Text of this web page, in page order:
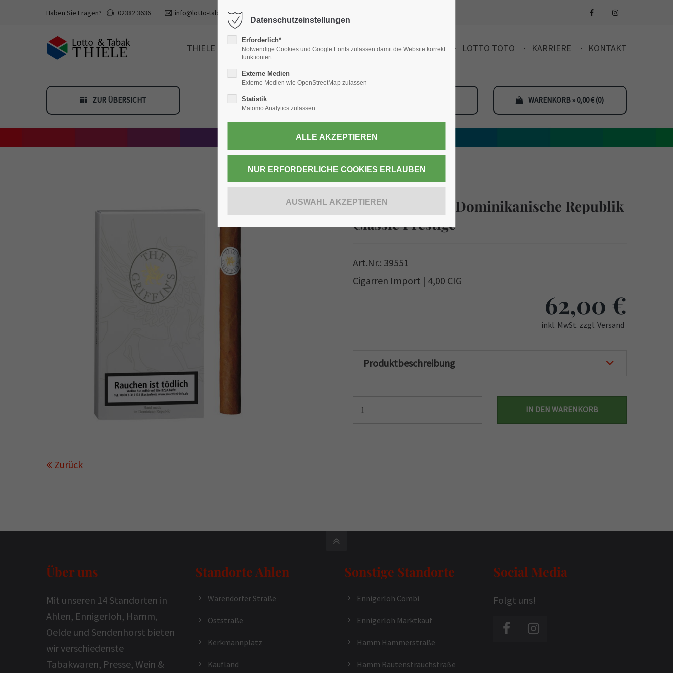
Haben Sie Fragen? 02382 3636 info@lotto-tabak-thiele.de
THIELE TABAK PRESSE WEIN & SPIRITUOSEN POST LOTTO TOTO KARRIERE KONTAKT
ZUR ÜBERSICHT WARENKORB » 0,00€(0)
THE GRIFFINS Dominikanische Republik
Classic Prestige
Art.Nr.: 39551
Cigarren Import | 4,00 CIG
62,00 €
inkl. MwSt. zzgl. Versand
Produktbeschreibung
Zurück
Über uns
Mit unseren 14 Standorten in
Ahlen, Ennigerloh, Hamm,
Oelde und Sendenhorst bieten
wir verschiedenste
Tabakwaren, Presse, Wein &
Standorte Ahlen
Warendorfer Straße
Oststraße
Kerkmannplatz
Kaufland
Sonstige Standorte
Ennigerloh Combi
Ennigerloh Marktkauf
Hamm Hammerstraße
Hamm Rautenstrauchstraße
Social Media
Folgt uns!
Datenschutzeinstellungen
Erforderlich*
Notwendige Cookies und Google Fonts zulassen damit die Website korrekt
funktioniert
Externe Medien
Externe Medien wie OpenStreetMap zulassen
Statistik
Matomo Analytics zulassen